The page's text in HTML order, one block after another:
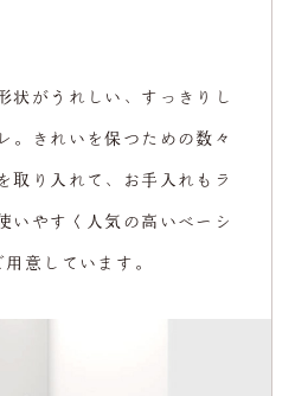
状がうれしい、すっきりし
。きれいを保つための数々
取り入れて、お手入れもラ
いやすく人気の高いベーシ
意しています。